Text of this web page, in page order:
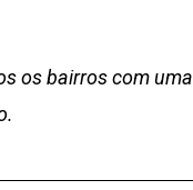
os bairros com uma